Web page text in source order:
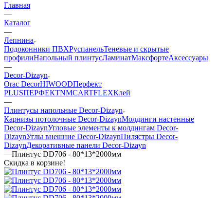
Главная
—
Каталог
—
Лепнина
Подоконники ПВХРуспанельТеневые и скрытые
профилиНапольный плинтусЛаминатМаксфортеАксессуары
—
Decor-Dizayn
Orac DecorHIWOODПерфект
PLUSПЕРФЕКТNMCARTFLEXКлей
—
Плинтусы напольные Decor-Dizayn
Карнизы потолочные Decor-DizaynМолдинги настенные
Decor-DizaynУгловые элементы к молдингам Decor-
DizaynУглы внешние Decor-DizaynПилястры Decor-
DizaynДекоративные панели Decor-Dizayn
—Плинтус DD706 - 80*13*2000мм
Скидка в корзине!